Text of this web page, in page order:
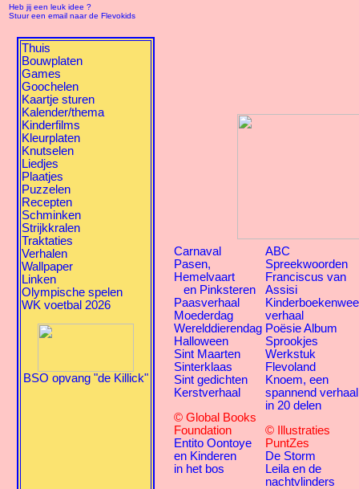
Heb jij een leuk idee ?
Stuur een email naar de Flevokids
Thuis
Bouwplaten
Games
Goochelen
Kaartje sturen
Kalender/thema
Kinderfilms
Kleurplaten
Knutselen
Liedjes
Plaatjes
Puzzelen
Recepten
Schminken
Strijkkralen
Traktaties
Verhalen
Wallpaper
Linken
Olympische spelen
WK voetbal 2026
BSO opvang "de Killick"
Carnaval
Pasen,
Hemelvaart
en Pinksteren
Paasverhaal
Moederdag
Werelddierendag
Halloween
Sint Maarten
Sinterklaas
Sint gedichten
Kerstverhaal
© Global Books
Foundation
Entito Oontoye
en Kinderen
in het bos
ABC
Spreekwoorden
Franciscus van
Assisi
verhaal
Poësie Album
Sprookjes
Werkstuk
Flevoland
Knoem, een
spannend verhaal
in 20 delen
© Illustraties
PuntZes
De Storm
Leila en de
nachtvlinders